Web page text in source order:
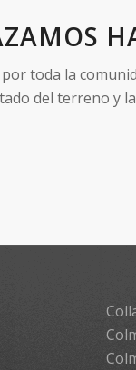
toda la
del terreno y